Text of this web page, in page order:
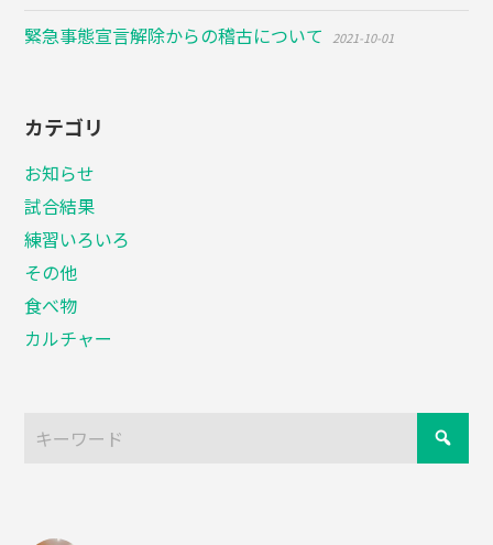
緊急事態宣言解除からの稽古について 2021-10-01
カテゴリ
お知らせ
試合結果
練習いろいろ
その他
食べ物
カルチャー